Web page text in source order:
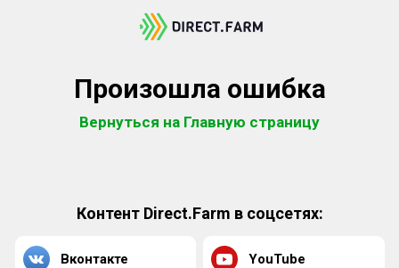
Произошла ошибка
Вернуться на Главную страницу
Контент Direct.Farm в соцсетях:
Вконтакте YouTube